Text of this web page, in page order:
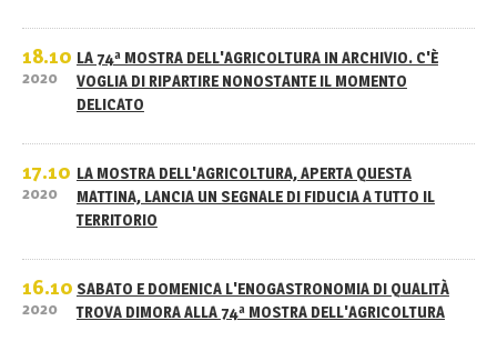
18.10
2020
LA 74ª MOSTRA DELL'AGRICOLTURA IN ARCHIVIO. C'È
VOGLIA DI RIPARTIRE NONOSTANTE IL MOMENTO
DELICATO
17.10
2020
LA MOSTRA DELL'AGRICOLTURA, APERTA QUESTA
MATTINA, LANCIA UN SEGNALE DI FIDUCIA A TUTTO IL
TERRITORIO
16.10
2020
SABATO E DOMENICA L'ENOGASTRONOMIA DI QUALITÀ
TROVA DIMORA ALLA 74ª MOSTRA DELL'AGRICOLTURA